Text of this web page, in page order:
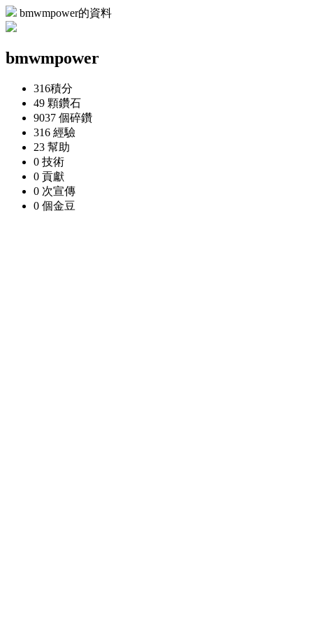
bmwmpower的資料
bmwmpower
316積分
49 顆鑽石
9037 個碎鑽
316 經驗
23 幫助
0 技術
0 貢獻
0 次宣傳
0 個金豆